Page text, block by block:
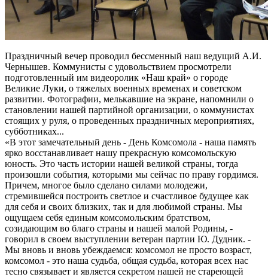
Праздничный вечер проводил бессменный наш ведущий А.И.
Чернышев. Коммунисты с удовольствием просмотрели
подготовленный им видеоролик «Наш край» о городе
Великие Луки, о тяжелых военных временах и советском
развитии. Фотографии, мелькавшие на экране, напомнили о
становлении нашей партийной организации, о коммунистах
стоящих у руля, о проведенных праздничных мероприятиях,
субботниках...
«В этот замечательный день - День Комсомола - наша память
ярко восстанавливает нашу прекрасную комсомольскую
юность. Это часть истории нашей великой страны, тогда
произошли события, которыми мы сейчас по праву гордимся.
Причем, многое было сделано силами молодежи,
стремившейся построить светлое и счастливое будущее как
для себя и своих близких, так и для любимой страны. Мы
ощущаем себя единым комсомольским братством,
созидающим во благо страны и нашей малой Родины, -
говорил в своем выступлении ветеран партии Ю. Дудник. -
Мы вновь и вновь убеждаемся: комсомол не просто возраст,
комсомол - это наша судьба, общая судьба, которая всех нас
тесно связывает и является секретом нашей не стареющей